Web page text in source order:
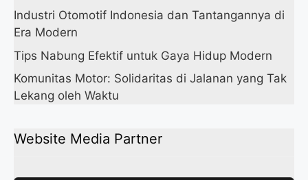
Industri Otomotif Indonesia dan Tantangannya di
Era Modern
Tips Nabung Efektif untuk Gaya Hidup Modern
Komunitas Motor: Solidaritas di Jalanan yang Tak
Lekang oleh Waktu
Website Media Partner